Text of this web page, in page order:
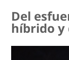
Del
híbrido